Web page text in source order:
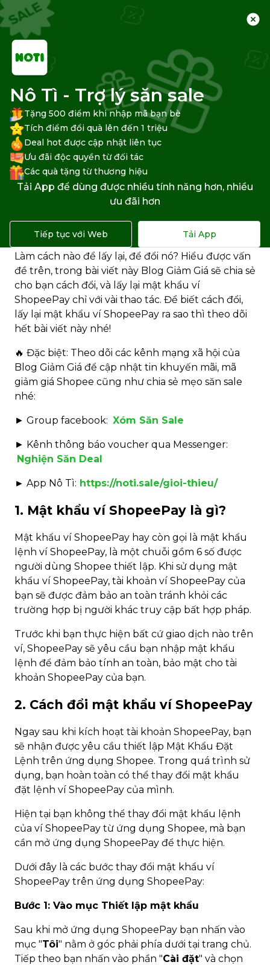
Trang chủ
Shopee
Thanh toán Shopee
Mật khẩu ví ShopeePay là gì?
Cách đổi/lấy lại như thế nào?
Khi không có mật khẩuví ShopeePay
trên ShopeePay. Vậy cụ thể mật khẩu ví Shopee
(hay nói chính xác là mật khẩu đặt lệnh) là gì?
Làm cách nào để lấy lại, để đổi nó? Hiểu được vấn
đề trên, trong bài viết này Blog Giảm Giá sẽ chia sẻ
cho bạn cách đổi, và lấy lại mật khẩu ví
ShopeePay chỉ với vài thao tác. Để biết cách đổi,
lấy lại mật khẩu ví ShopeePay ra sao thì theo dõi
hết bài viết này nhé!
🔥 Đặc biệt: Theo dõi các kênh mạng xã hội của
Blog Giảm Giá để cập nhật tin khuyến mãi, mã
giảm giá Shopee cũng như chia sẻ mẹo săn sale
nhé:
► Group facebook: Xóm Săn Sale
► Kênh thông báo voucher qua Messenger:
Nghiện Săn Deal
► App Nô Tì: https://noti.sale/gioi-thieu/
1. Mật khẩu ví ShopeePay là gì?
Mật khẩu ví ShopeePay hay còn gọi là mật khẩu
lệnh ví ShopeePay, là một chuỗi gồm 6 số được
người dùng Shopee thiết lập. Khi sử dụng mật
khẩu ví ShopeePay, tài khoản ví ShopeePay của
bạn sẽ được đảm bảo an toàn tránh khỏi các
trường hợp bị người khác truy cập bất hợp pháp.
Trước khi bạn thực hiện bất cứ giao dịch nào trên
ví, ShopeePay sẽ yêu cầu bạn nhập mật khẩu
lệnh để đảm bảo tính an toàn, bảo mật cho tài
khoản ShopeePay của bạn.
2. Cách đổi mật khẩu ví ShopeePay
Ngay sau khi kích hoạt tài khoản ShopeePay, bạn
sẽ nhận được yêu cầu thiết lập Mật Khẩu Đặt
Lệnh trên ứng dụng Shopee. Trong quá trình sử
dụng, bạn hoàn toàn có thể thay đổi mật khẩu
đặt lệnh ví ShopeePay của mình.
Hiện tại bạn không thể thay đổi mật khẩu lệnh
của ví ShopeePay từ ứng dụng Shopee, mà bạn
cần mở ứng dụng ShopeePay để thực hiện.
Dưới đây là các bước thay đổi mật khẩu ví
ShopeePay trên ứng dụng ShopeePay:
Bước 1: Vào mục Thiết lập mật khẩu
Sau khi mở ứng dụng ShopeePay bạn nhấn vào
mục "Tôi" nằm ở góc phải phía dưới tại trang chủ.
Tiếp theo bạn nhấn vào phần "Cài đặt" và chọn
Nô Tì - Trợ lý săn sale
Tặng 500 điểm khi nhập mã bạn bè
Tích điểm đổi quà lên đến 1 triệu
Deal hot được cập nhật liên tục
Ưu đãi độc quyền từ đối tác
Các quà tặng từ thương hiệu
Tải App để dùng được nhiều tính năng hơn, nhiều
ưu đãi hơn
Tiếp tục với Web Tải App